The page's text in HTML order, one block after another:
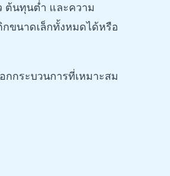
ต้นทุนต่ำ และความ
ขนาดเล็กทั้งหมดได้หรือ
กระบวนการที่เหมาะสม